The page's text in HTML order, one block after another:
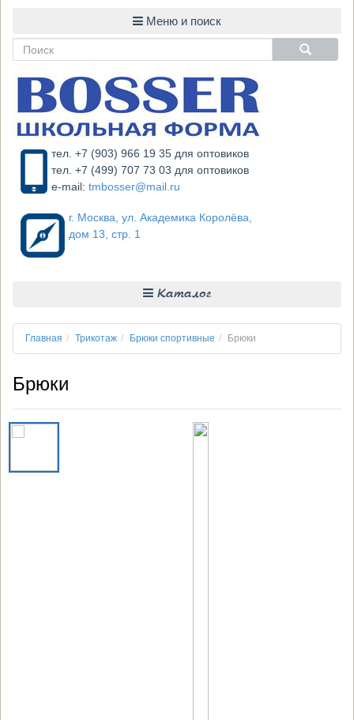
тел. +7 (903) 966 19 35 для оптовиков
тел. +7 (499) 707 73 03 для оптовиков
e-mail: tmbosser@mail.ru
г. Москва, ул. Академика Королёва,
дом 13, стр. 1
Каталог
Главная Трикотаж Брюки спортивные Брюки
Брюки